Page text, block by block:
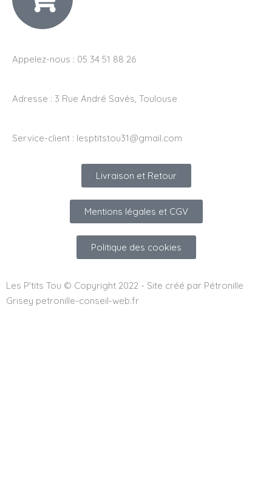
Appelez-nous : 05 34 51 88 26
Adresse : 3 Rue André Savés, Toulouse
Service-client : lesptitstou31@gmail.com
Livraison et Retour
Mentions légales et CGV
Politique des cookies
Les P'tits Tou © Copyright 2022 - Site créé par Pétronille
Grisey petronille-conseil-web.fr